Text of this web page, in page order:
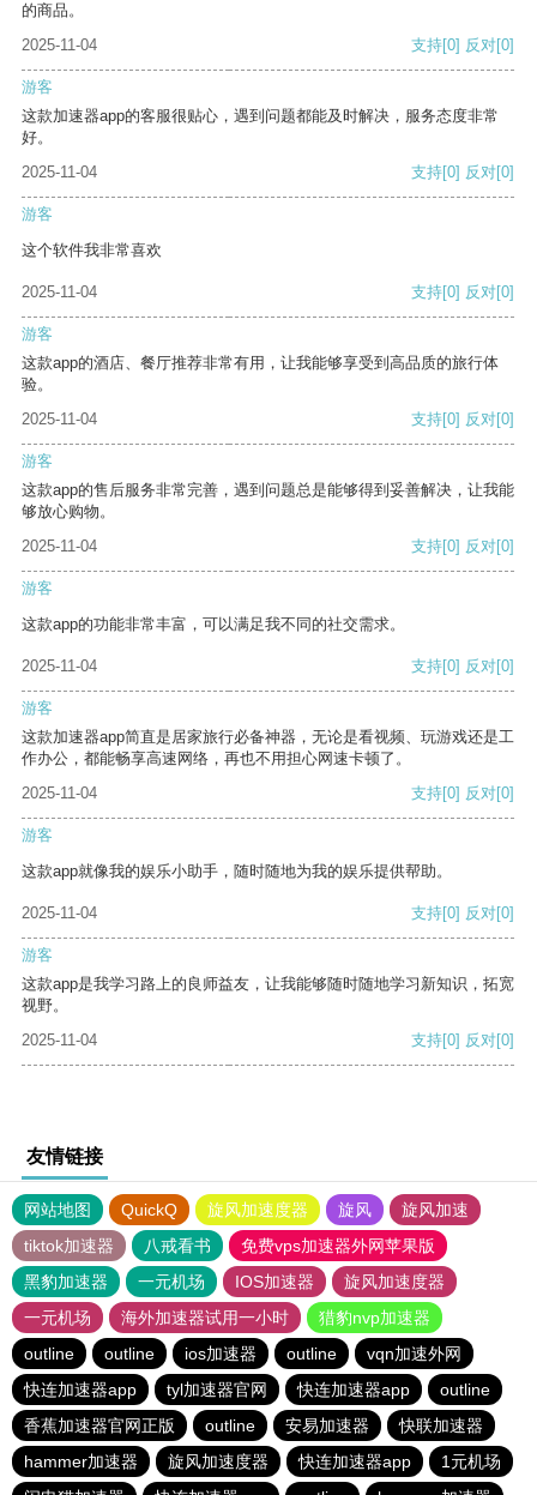
的商品。
2025-11-04
支持[0] 反对[0]
游客
这款加速器app的客服很贴心，遇到问题都能及时解决，服务态度非常
好。
2025-11-04
支持[0] 反对[0]
游客
这个软件我非常喜欢
2025-11-04 支持[0] 反对[0]
游客
这款app的酒店、餐厅推荐非常有用，让我能够享受到高品质的旅行体
验。
2025-11-04
支持[0] 反对[0]
游客
这款app的售后服务非常完善，遇到问题总是能够得到妥善解决，让我能
够放心购物。
2025-11-04
支持[0] 反对[0]
游客
这款app的功能非常丰富，可以满足我不同的社交需求。
2025-11-04 支持[0] 反对[0]
游客
这款加速器app简直是居家旅行必备神器，无论是看视频、玩游戏还是工
作办公，都能畅享高速网络，再也不用担心网速卡顿了。
2025-11-04
支持[0] 反对[0]
游客
这款app就像我的娱乐小助手，随时随地为我的娱乐提供帮助。
2025-11-04 支持[0] 反对[0]
游客
这款app是我学习路上的良师益友，让我能够随时随地学习新知识，拓宽
视野。
2025-11-04
支持[0] 反对[0]
友情链接
网站地图 QuickQ 旋风加速度器 旋风
旋风加速
tiktok加速器
八戒看书
免费vps加速器外网苹果版
黑豹加速器
一元机场 IOS加速器
旋风加速度器
一元机场
海外加速器试用一小时
猎豹nvp加速器
outline
outline ios加速器 outline
vqn加速外网
快连加速器app
tyl加速器官网 快连加速器app
outline
香蕉加速器官网正版
outline 安易加速器
快联加速器
hammer加速器
旋风加速度器 快连加速器app
1元机场